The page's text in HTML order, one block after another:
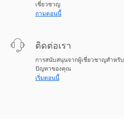
เชี่ยวชาญ
ถามตอนนี้
ติดต่อเรา
การสนับสนุนจากผู้เชี่ยวชาญสำหรับ
ปัญหาของคุณ
เริ่มตอนนี้